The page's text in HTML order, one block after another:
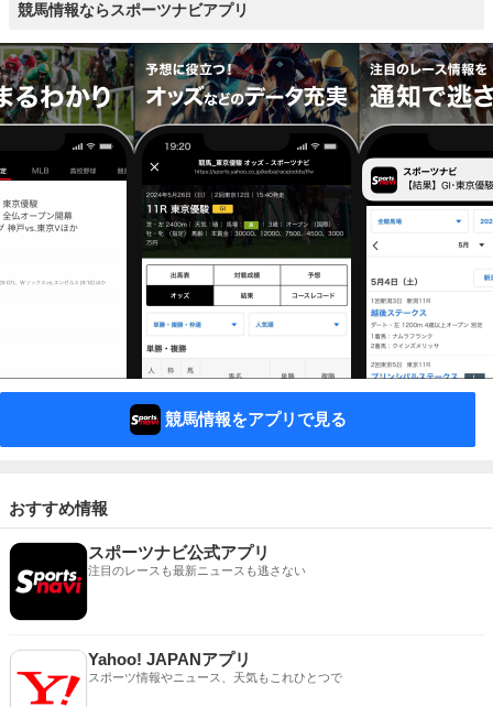
競馬情報ならスポーツナビアプリ
競馬情報をアプリで見る
おすすめ情報
スポーツナビ公式アプリ
注目のレースも最新ニュースも逃さない
Yahoo! JAPANアプリ
スポーツ情報やニュース、天気もこれひとつで